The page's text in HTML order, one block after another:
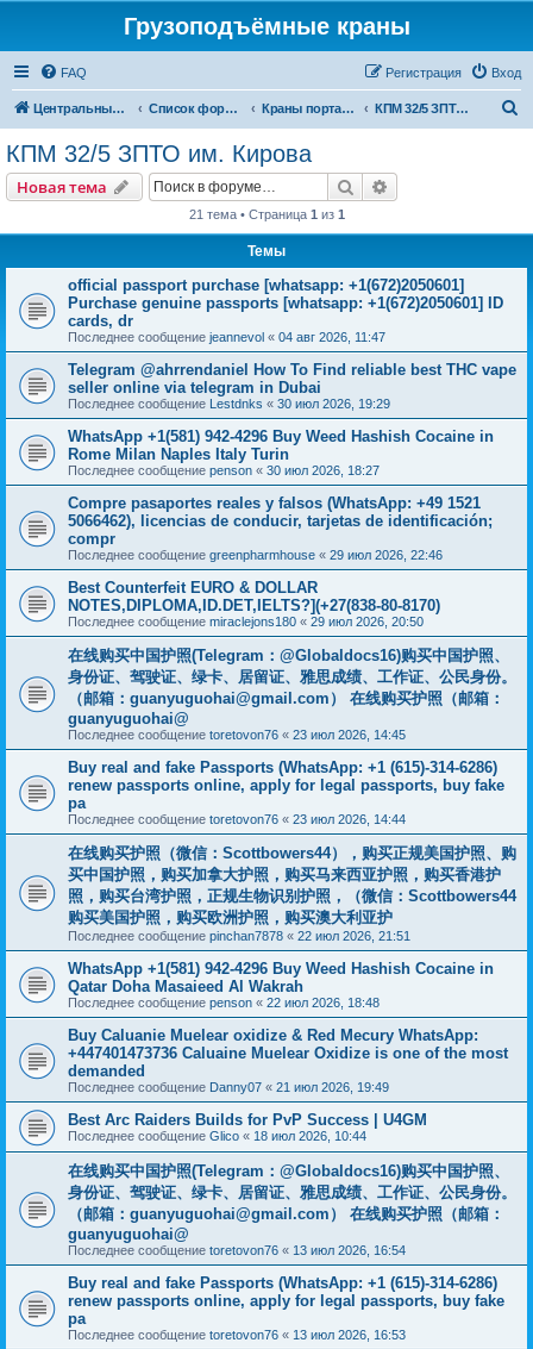
Грузоподъёмные краны
FAQ Вход
Регистрация
Центральный сайт Список форумов Краны портальные КПМ 32/5 ЗПТО им. Кирова
КПМ 32/5 ЗПТО им. Кирова
Новая тема Поиск
21 тема • Страница 1 из 1
Темы
official passport purchase [whatsapp: +1(672)2050601]
Purchase genuine passports [whatsapp: +1(672)2050601] ID
cards, dr
Последнее сообщение jeannevol « 04 авг 2026, 11:47
Telegram @ahrrendaniel How To Find reliable best THC vape
seller online via telegram in Dubai
Последнее сообщение Lestdnks « 30 июл 2026, 19:29
WhatsApp +1(581) 942-4296 Buy Weed Hashish Cocaine in
Rome Milan Naples Italy Turin
Последнее сообщение penson « 30 июл 2026, 18:27
Compre pasaportes reales y falsos (WhatsApp: +49 1521
5066462), licencias de conducir, tarjetas de identificación;
compr
Последнее сообщение greenpharmhouse « 29 июл 2026, 22:46
Best Counterfeit EURO & DOLLAR
NOTES,DIPLOMA,ID.DET,IELTS?](+27(838-80-8170)
Последнее сообщение miraclejons180 « 29 июл 2026, 20:50
在线购买中国护照(Telegram：@Globaldocs16)购买中国护照、
身份证、驾驶证、绿卡、居留证、雅思成绩、工作证、公民身份。
（邮箱： guanyuguohai@gmail.com ） 在线购买护照（邮箱：
guanyuguohai@
Последнее сообщение toretovon76 « 23 июл 2026, 14:45
Buy real and fake Passports (WhatsApp: +1 (615)-314-6286)
renew passports online, apply for legal passports, buy fake
pa
Последнее сообщение toretovon76 « 23 июл 2026, 14:44
在线购买护照（微信：Scottbowers44），购买正规美国护照、购
买中国护照，购买加拿大护照，购买马来西亚护照，购买香港护
照，购买台湾护照，正规生物识别护照，（微信：Scottbowers44
购买美国护照，购买欧洲护照，购买澳大利亚护
Последнее сообщение pinchan7878 « 22 июл 2026, 21:51
WhatsApp +1(581) 942-4296 Buy Weed Hashish Cocaine in
Qatar Doha Masaieed Al Wakrah
Последнее сообщение penson « 22 июл 2026, 18:48
Buy Caluanie Muelear oxidize & Red Mecury WhatsApp:
+447401473736 Caluaine Muelear Oxidize is one of the most
demanded
Последнее сообщение Danny07 « 21 июл 2026, 19:49
Best Arc Raiders Builds for PvP Success | U4GM
Последнее сообщение Glico « 18 июл 2026, 10:44
在线购买中国护照(Telegram：@Globaldocs16)购买中国护照、
身份证、驾驶证、绿卡、居留证、雅思成绩、工作证、公民身份。
（邮箱： guanyuguohai@gmail.com ） 在线购买护照（邮箱：
guanyuguohai@
Последнее сообщение toretovon76 « 13 июл 2026, 16:54
Buy real and fake Passports (WhatsApp: +1 (615)-314-6286)
renew passports online, apply for legal passports, buy fake
pa
Последнее сообщение toretovon76 « 13 июл 2026, 16:53